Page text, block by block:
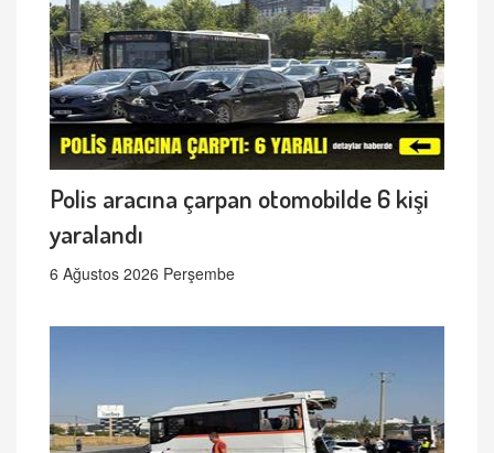
Polis aracına çarpan otomobilde 6 kişi
yaralandı
6 Ağustos 2026 Perşembe